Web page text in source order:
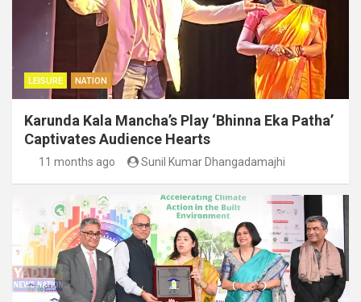
LEISURE NATION
Karunda Kala Mancha’s Play ‘Bhinna Eka Patha’
Captivates Audience Hearts
11 months ago Sunil Kumar Dhangadamajhi